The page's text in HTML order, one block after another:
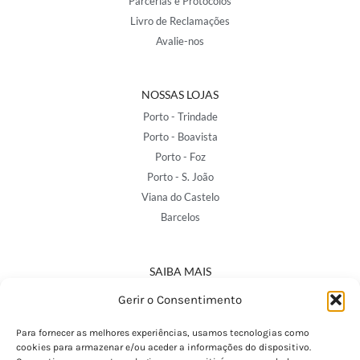
Gerir o Consentimento
Para fornecer as melhores experiências, usamos tecnologias como
cookies para armazenar e/ou aceder a informações do dispositivo.
Livro de Reclamações
Avalie-nos
NOSSAS LOJAS
Porto - Trindade
Porto - Boavista
Porto - Foz
Porto - S. João
Viana do Castelo
Barcelos
SAIBA MAIS
Política de Privacidade
Termos e Condições
Perguntas Frequentes